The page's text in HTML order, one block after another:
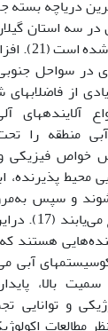
در سه استان
کشور
در سواحل
از
آلاینده­های
منطقه را
خواص
محیط پذیرنده،
و سپس
اکوسیستم
هستند
بالا،
و توانایی
مطالعات